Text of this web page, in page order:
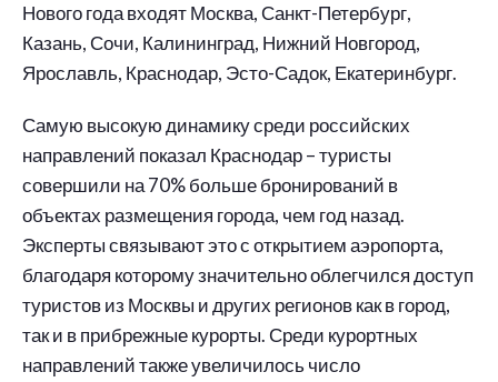
Нового года входят Москва, Санкт-Петербург,
Казань, Сочи, Калининград, Нижний Новгород,
Ярославль, Краснодар, Эсто-Садок, Екатеринбург.
Самую высокую динамику среди российских
направлений показал Краснодар – туристы
совершили на 70% больше бронирований в
объектах размещения города, чем год назад.
Эксперты связывают это с открытием аэропорта,
благодаря которому значительно облегчился доступ
туристов из Москвы и других регионов как в город,
так и в прибрежные курорты. Среди курортных
направлений также увеличилось число